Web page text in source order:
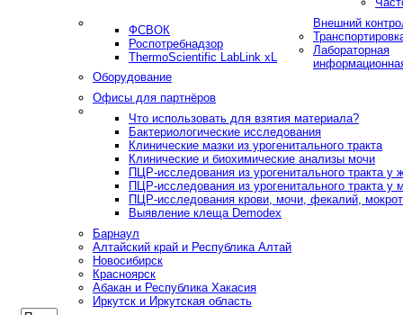
Внешний
ФСВОК
Роспотребнадзор
ThermoScientific LabLink xL
Лабораторная
Оборудование
Офисы для партнёров
Что использовать для взятия материала?
Бактериологические исследования
Клинические мазки из урогенитального тракта
Клинические и биохимические анализы мочи
ПЦР-исследования из урогенитального тракта у
ПЦР-исследования из урогенитального тракта у
ПЦР-исследования крови, мочи, фекалий,
Выявление клеща Demodex
Барнаул
Алтайский край и Республика Алтай
Новосибирск
Красноярск
Абакан и Республика Хакасия
Иркутск и Иркутская область